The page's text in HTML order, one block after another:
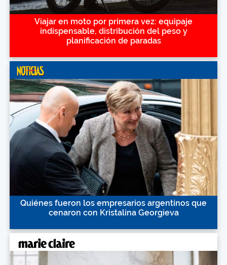
Viajar en moto por primera vez: equipaje
indispensable, distribución del peso y
planificación de paradas
Quiénes fueron los empresarios argentinos que
cenaron con Kristalina Georgieva